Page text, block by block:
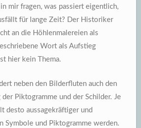
mir fragen, was passiert eigentlich,
für lange Zeit? Der Historiker
an die Höhlenmalereien als
Wort als Aufstieg
hier kein Thema.
neben den Bilderfluten auch den
Piktogramme und der Schilder. Je
desto aussagekräftiger und
Symbole und Piktogramme werden.